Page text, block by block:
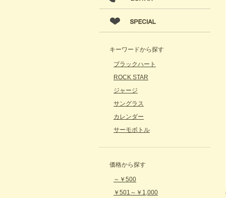
キーワードから探す
ブラックハート
ROCK STAR
ジャージ
サングラス
カレンダー
サーモボトル
価格から探す
～￥500
￥501～￥1,000